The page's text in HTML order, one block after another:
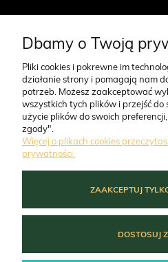
CO NAS
O
MOJE
Dbamy o Twoją
Pliki cookies i pokrewne im
działanie strony i pomagają nam
potrzeb. Możesz zaakceptować
wszystkich tych plików i przejść do
użycie plików do swoich
zgody".
Więcej o plikach cookies
prywatności.
ZAAKCEPTUJ
DOSTOSUJ